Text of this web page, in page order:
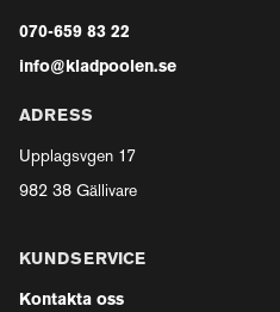
070-659 83 22
info@kladpoolen.se
ADRESS
Upplagsvgen 17
982 38 Gällivare
KUNDSERVICE
Kontakta oss